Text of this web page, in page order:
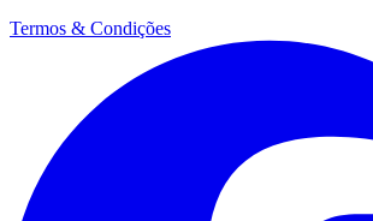
Termos & Condições